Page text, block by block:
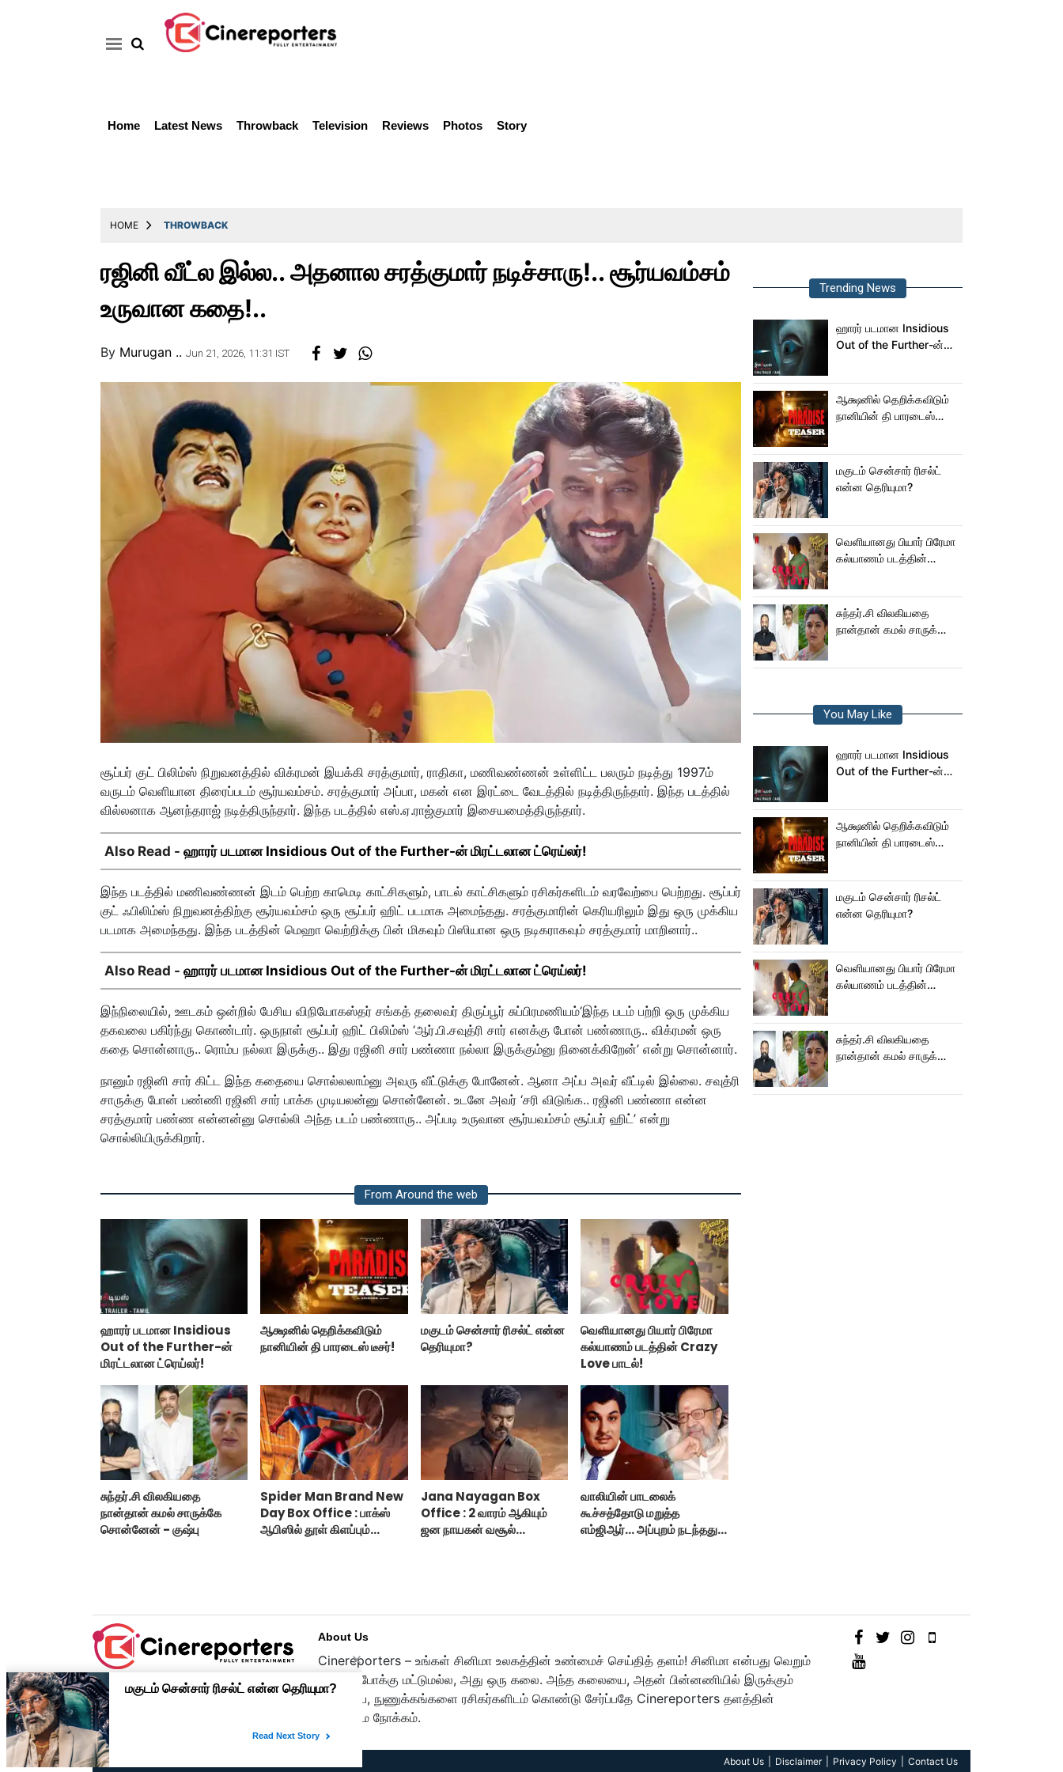
Home Latest News Throwback Television Reviews Photos Story
HOME THROWBACK
ரஜினி வீட்ல இல்ல.. அதனால சரத்குமார் நடிச்சாரு!.. சூர்யவம்சம்
உருவான கதை!..
By Murugan .. Jun 21, 2026, 11:31 IST
சூப்பர் குட் பிலிம்ஸ் நிறுவனத்தில் விக்ரமன் இயக்கி சரத்குமார், ராதிகா, மணிவண்ணன் உள்ளிட்ட பலரும் நடித்து 1997ம்
வருடம் வெளியான திரைப்படம் சூர்யவம்சம். சரத்குமார் அப்பா, மகன் என இரட்டை வேடத்தில் நடித்திருந்தார். இந்த படத்தில்
வில்லனாக ஆனந்தராஜ் நடித்திருந்தார். இந்த படத்தில் எஸ்.ஏ.ராஜ்குமார் இசையமைத்திருந்தார்.
Also Read - ஹாரர் படமான Insidious Out of the Further-ன் மிரட்டலான ட்ரெய்லர்!
இந்த படத்தில் மணிவண்ணன் இடம் பெற்ற காமெடி காட்சிகளும், பாடல் காட்சிகளும் ரசிகர்களிடம் வரவேற்பை பெற்றது. சூப்பர்
குட் ஃபிலிம்ஸ் நிறுவனத்திற்கு சூர்யவம்சம் ஒரு சூப்பர் ஹிட் படமாக அமைந்தது. சரத்குமாரின் கெரியரிலும் இது ஒரு முக்கிய
படமாக அமைந்தது. இந்த படத்தின் மெஹா வெற்றிக்கு பின் மிகவும் பிஸியான ஒரு நடிகராகவும் சரத்குமார் மாறினார்..
Also Read - ஹாரர் படமான Insidious Out of the Further-ன் மிரட்டலான ட்ரெய்லர்!
இந்நிலையில், ஊடகம் ஒன்றில் பேசிய விநியோகஸ்தர் சங்கத் தலைவர் திருப்பூர் சுப்பிரமணியம்‘இந்த படம் பற்றி ஒரு முக்கிய
தகவலை பகிர்ந்து கொண்டார். ஒருநாள் சூப்பர் ஹிட் பிலிம்ஸ் ‘ஆர்.பி.சவுத்ரி சார் எனக்கு போன் பண்ணாரு.. விக்ரமன் ஒரு
கதை சொன்னாரு.. ரொம்ப நல்லா இருக்கு.. இது ரஜினி சார் பண்ணா நல்லா இருக்கும்னு நினைக்கிறேன்’ என்று சொன்னார்.
நானும் ரஜினி சார் கிட்ட இந்த கதையை சொல்லலாம்னு அவரு வீட்டுக்கு போனேன். ஆனா அப்ப அவர் வீட்டில் இல்லை. சவுத்ரி
சாருக்கு போன் பண்ணி ரஜினி சார் பாக்க முடியலன்னு சொன்னேன். உடனே அவர் ‘சரி விடுங்க.. ரஜினி பண்ணா என்ன
சரத்குமார் பண்ண என்னன்னு சொல்லி அந்த படம் பண்ணாரு.. அப்படி உருவான சூர்யவம்சம் சூப்பர் ஹிட்’ என்று
சொல்லியிருக்கிறார்.
From Around the web
ஹாரர் படமான Insidious
Out of the Further-ன்
மிரட்டலான ட்ரெய்லர்!
ஆக்ஷனில் தெறிக்கவிடும்
நானியின் தி பாரடைஸ் டீசர்!
மகுடம் சென்சார் ரிசல்ட் என்ன
தெரியுமா?
வெளியானது பியார் பிரேமா
கல்யாணம் படத்தின் Crazy
Love பாடல்!
சுந்தர்.சி விலகியதை
நான்தான் கமல் சாருக்கே
சொன்னேன் - குஷ்பு
Spider Man Brand New
Day Box Office : பாக்ஸ்
ஆபிஸில் தூள் கிளப்பும்
Jana Nayagan Box
Office : 2 வாரம் ஆகியும்
ஜன நாயகன் வசூல்
வாலியின் பாடலைக்
கூச்சத்தோடு மறுத்த
எம்ஜிஆர்... அப்புறம் நடந்தது
Trending News
ஹாரர் படமான Insidious
Out of the Further-ன்
ஆக்ஷனில் தெறிக்கவிடும்
நானியின் தி பாரடைஸ்
மகுடம் சென்சார் ரிசல்ட்
என்ன தெரியுமா?
வெளியானது பியார் பிரேமா
கல்யாணம் படத்தின்
சுந்தர்.சி விலகியதை
நான்தான் கமல் சாருக்கே
You May Like
ஹாரர் படமான Insidious
Out of the Further-ன்
ஆக்ஷனில் தெறிக்கவிடும்
நானியின் தி பாரடைஸ்
மகுடம் சென்சார் ரிசல்ட்
என்ன தெரியுமா?
வெளியானது பியார் பிரேமா
கல்யாணம் படத்தின்
சுந்தர்.சி விலகியதை
நான்தான் கமல் சாருக்கே
About Us
Cinereporters – உங்கள் சினிமா உலகத்தின் உண்மைச் செய்தித் தளம்! சினிமா என்பது வெறும்
பொழுதுபோக்கு மட்டுமல்ல, அது ஒரு கலை. அந்த கலையை, அதன் பின்னணியில் இருக்கும்
உழைப்பை, நுணுக்கங்களை ரசிகர்களிடம் கொண்டு சேர்ப்பதே Cinereporters தளத்தின்
முதன்மை நோக்கம்.
Copyright © 2026 cinereporters.com About Us Disclaimer Privacy Policy Contact Us